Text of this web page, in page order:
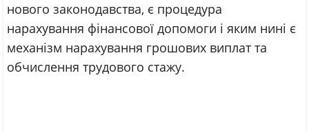
нового законодавства, є процедура
нарахування фінансової допомоги і яким нині є
механізм нарахування грошових виплат та
обчислення трудового стажу.